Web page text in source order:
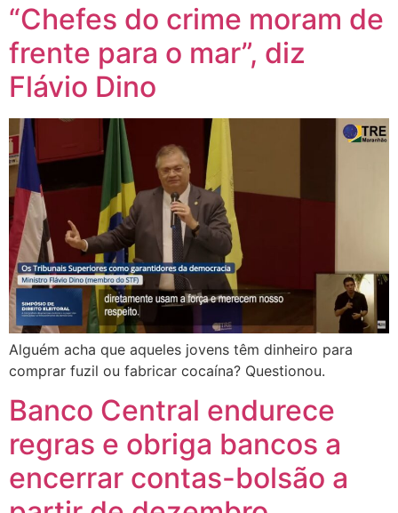
“Chefes do crime moram de
frente para o mar”, diz
Flávio Dino
Alguém acha que aqueles jovens têm dinheiro para
comprar fuzil ou fabricar cocaína? Questionou.
Banco Central endurece
regras e obriga bancos a
encerrar contas-bolsão a